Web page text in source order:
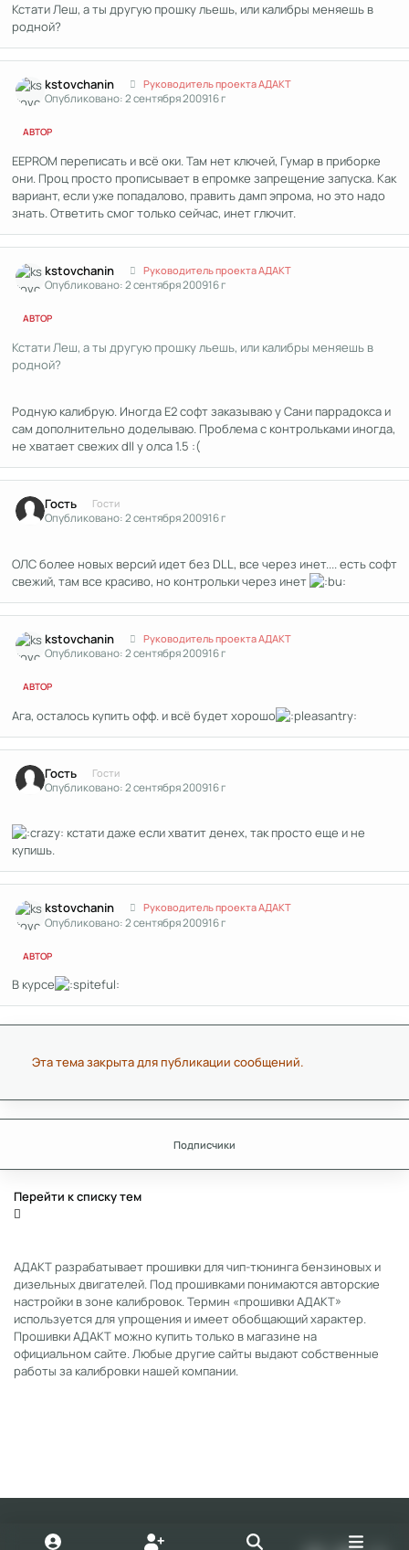
Кстати Леш, а ты другую прошку льешь, или калибры меняешь в
родной?
kstоvchanin Руководитель проекта АДАКТ
Опубликовано:2 сентября 200916 г
АВТОР
EEPROM переписать и всё оки. Там нет ключей, Гумар в приборке
они. Проц просто прописывает в епромке запрещение запуска. Как
вариант, если уже попадалово, править дамп эпрома, но это надо
знать. Ответить смог только сейчас, инет глючит.
kstоvchanin Руководитель проекта АДАКТ
Опубликовано:2 сентября 200916 г
АВТОР
Кстати Леш, а ты другую прошку льешь, или калибры меняешь в
родной?
Родную калибрую. Иногда Е2 софт заказываю у Сани паррадокса и
сам дополнительно доделываю. Проблема с контрольками иногда,
не хватает свежих dll у олса 1.5 :(
Гость Гости
Опубликовано:2 сентября 200916 г
ОЛС более новых версий идет без DLL, все через инет.... есть софт
свежий, там все красиво, но контрольки через инет
kstоvchanin Руководитель проекта АДАКТ
Опубликовано:2 сентября 200916 г
АВТОР
Ага, осталось купить офф. и всё будет хорошо
Гость Гости
Опубликовано:2 сентября 200916 г
кстати даже если хватит денех, так просто еще и не
купишь.
kstоvchanin Руководитель проекта АДАКТ
Опубликовано:2 сентября 200916 г
АВТОР
В курсе
Эта тема закрыта для публикации сообщений.
Подписчики
Перейти к списку тем
АДАКТ разрабатывает прошивки для чип-тюнинга бензиновых и
дизельных двигателей. Под прошивками понимаются авторские
настройки в зоне калибровок. Термин «прошивки АДАКТ»
используется для упрощения и имеет обобщающий характер.
Прошивки АДАКТ можно купить только в магазине на
официальном сайте. Любые другие сайты выдают собственные
работы за калибровки нашей компании.